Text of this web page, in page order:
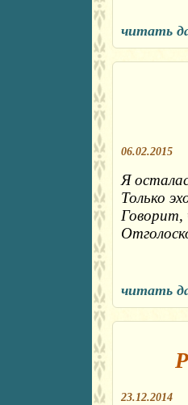
читать
06.02.2015
Я
Только
Говорит,
читать
23.12.2014